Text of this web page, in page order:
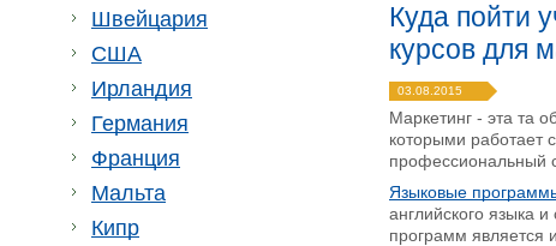
Швейцария
США
Ирландия
Германия
Франция
Мальта
Кипр
Куда пойти
курсов для
03.08.2015
Маркетинг - эта та
которыми работает
профессиональный
Языковые
английского языка
программ является